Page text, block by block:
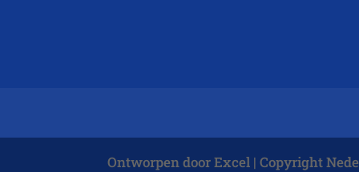
Ontworpen door Excel | Copyright